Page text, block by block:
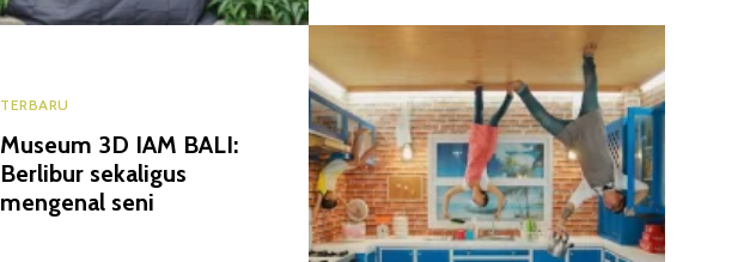
TERBARU
Museum 3D IAM BALI:
Berlibur sekaligus
mengenal seni